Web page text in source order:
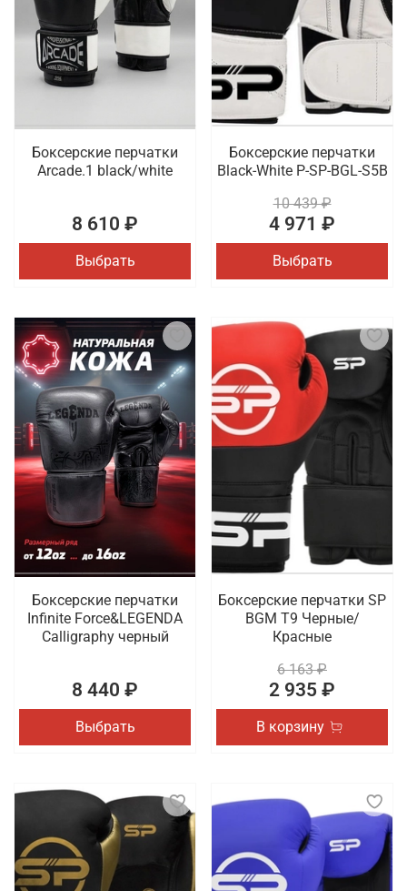
Боксерские перчатки
Arcade.1 black/white
8 610 ₽
Выбрать
Боксерские перчатки
Black-White P-SP-BGL-S5B
10 439 ₽
4 971 ₽
Выбрать
Боксерские перчатки
Infinite Force&LEGENDA
Calligraphy черный
8 440 ₽
Выбрать
Боксерские перчатки SP
BGM T9 Черные/
Красные
6 163 ₽
2 935 ₽
В корзину